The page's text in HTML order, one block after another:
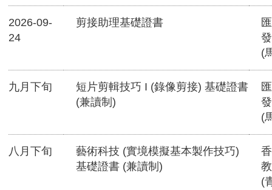
2026-09-
24
剪接助理基礎證書
(
九月下旬
短片剪輯技巧 I (錄像剪接) 基礎證書
(兼讀制)
(
八月下旬
藝術科技 (實境模擬基本製作技巧)
基礎證書 (兼讀制)
(